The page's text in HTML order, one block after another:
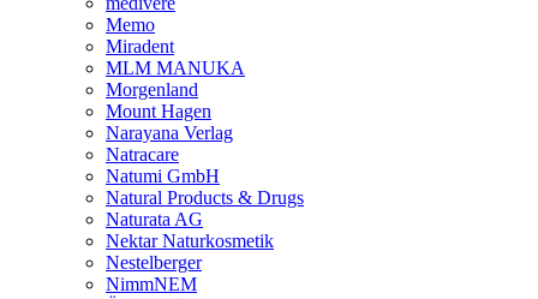
Memo
Miradent
MLM MANUKA
Morgenland
Mount Hagen
Narayana Verlag
Natracare
Natumi GmbH
Natural Products & Drugs
Naturata AG
Nektar Naturkosmetik
Nestelberger
NimmNEM